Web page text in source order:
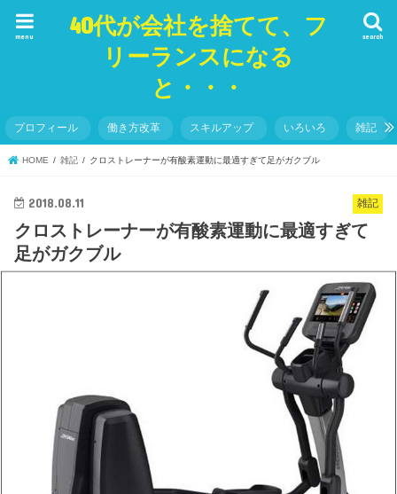
40代が会社を捨てて、フ
リーランスになる
と・・・
search
menu
プロフィール 働き方改革 スキルアップ いろいろ 雑記
HOME 雑記 クロストレーナーが有酸素運動に最適すぎて足がガクブル
雑記
2018.08.11
クロストレーナーが有酸素運動に最適すぎて
足がガクブル